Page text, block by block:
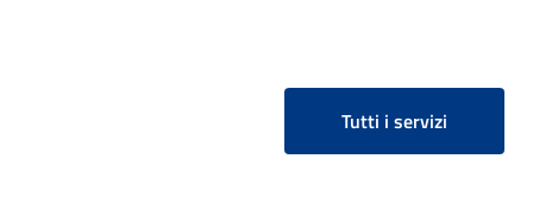
Tutti i servizi